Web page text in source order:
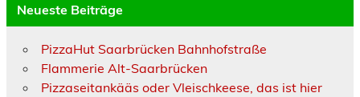
Neueste Beiträge
PizzaHut Saarbrücken Bahnhofstraße
Flammerie Alt-Saarbrücken
Pizzaseitankääs oder Vleischkeese, das ist hier